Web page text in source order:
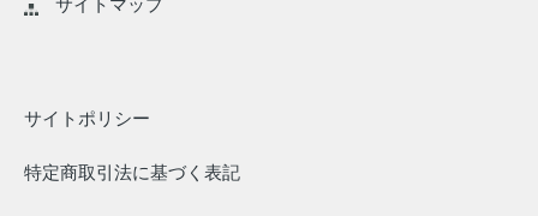
サイトマップ
サイトポリシー
特定商取引法に基づく表記